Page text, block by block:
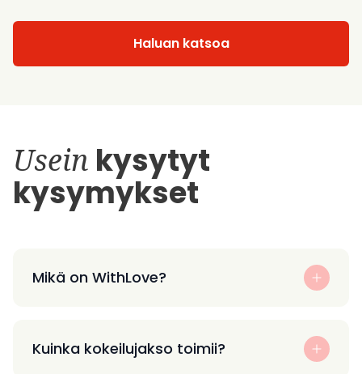
Haluan katsoa
Usein kysytyt
kysymykset
Mikä on WithLove?
Kuinka kokeilujakso toimii?